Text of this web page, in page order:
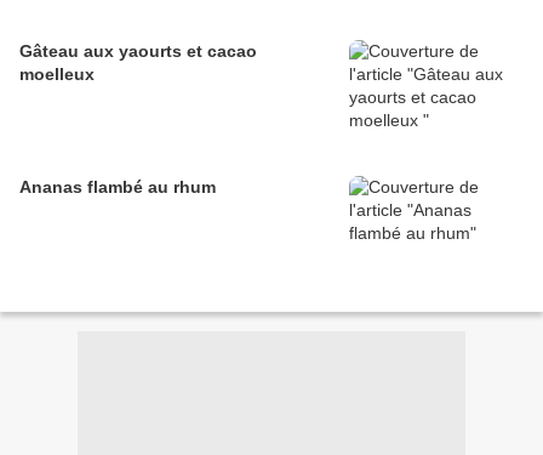
Gâteau aux yaourts et cacao
moelleux
Ananas flambé au rhum